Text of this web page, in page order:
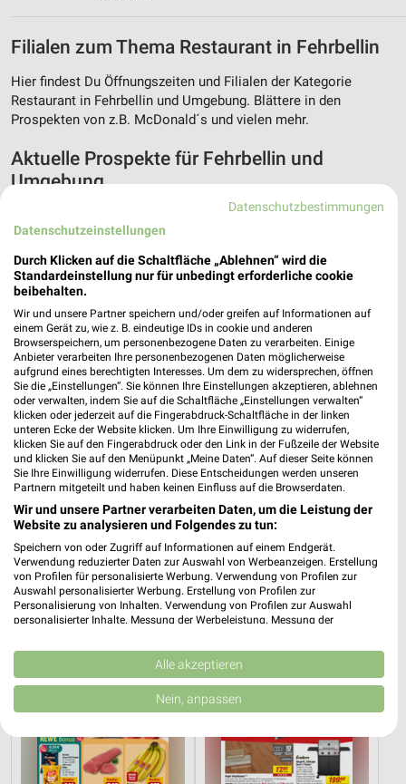
Filialen zum Thema Restaurant in Fehrbellin
Hier findest Du Öffnungszeiten und Filialen der Kategorie
Restaurant in Fehrbellin und Umgebung. Blättere in den
Prospekten von z.B. McDonald´s und vielen mehr.
Aktuelle Prospekte für Fehrbellin und
Umgebung
Lidl
1,2 km
Angebote ab 10.08.
Gültig bis Sa. 15.08.
Lidl
Angebote ab 17.08.
Gültig ab Mo. 17.08.
REWE toom Baumarkt
Datenschutzbestimmungen
Datenschutzeinstellungen
Durch Klicken auf die Schaltfläche „Ablehnen“ wird die
Standardeinstellung nur für unbedingt erforderliche cookie
beibehalten.
Wir und unsere Partner speichern und/oder greifen auf Informationen auf
einem Gerät zu, wie z. B. eindeutige IDs in cookie und anderen
Browserspeichern, um personenbezogene Daten zu verarbeiten. Einige
Anbieter verarbeiten Ihre personenbezogenen Daten möglicherweise
aufgrund eines berechtigten Interesses. Um dem zu widersprechen, öffnen
Sie die „Einstellungen“. Sie können Ihre Einstellungen akzeptieren, ablehnen
oder verwalten, indem Sie auf die Schaltfläche „Einstellungen verwalten“
klicken oder jederzeit auf die Fingerabdruck-Schaltfläche in der linken
unteren Ecke der Website klicken. Um Ihre Einwilligung zu widerrufen,
klicken Sie auf den Fingerabdruck oder den Link in der Fußzeile der Website
und klicken Sie auf den Menüpunkt „Meine Daten“. Auf dieser Seite können
Sie Ihre Einwilligung widerrufen. Diese Entscheidungen werden unseren
Partnern mitgeteilt und haben keinen Einfluss auf die Browserdaten.
Wir und unsere Partner verarbeiten Daten, um die Leistung der
Website zu analysieren und Folgendes zu tun:
Speichern von oder Zugriff auf Informationen auf einem Endgerät.
Verwendung reduzierter Daten zur Auswahl von Werbeanzeigen. Erstellung
von Profilen für personalisierte Werbung. Verwendung von Profilen zur
Auswahl personalisierter Werbung. Erstellung von Profilen zur
Personalisierung von Inhalten. Verwendung von Profilen zur Auswahl
personalisierter Inhalte. Messung der Werbeleistung. Messung der
Kombinationen von Daten aus verschiedenen Quellen. Entwicklung und
Verbesserung der Angebote. Verwendung reduzierter Daten zur Auswahl
von Inhalten.
Daten können außerhalb der Europäischen Union weitergegeben und in die
USA gesendet werden.
Website/App.
Partnerliste anzeigen (1 IAB-Anbieter)
Alle akzeptieren
Nein, anpassen